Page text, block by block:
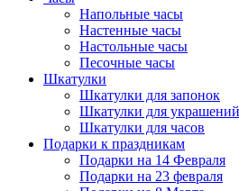
Напольные часы
Настенные часы
Настольные часы
Песочные часы
Шкатулки
Шкатулки для запонок
Шкатулки для украшений
Шкатулки для часов
Подарки к праздникам
Подарки на 14 Февраля
Подарки на 23 февраля